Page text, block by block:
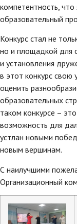
компетентность,
образовательный
Конкурс стал не
но и площадкой для
и установления
в этот конкурс свою
оценить
образовательных
таком конкурсе –
возможность для
устлан новыми
новым вершинам.
С наилучшими
Организационный